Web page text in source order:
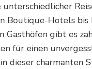
unterschiedlicher
Boutique-Hotels bis
Gasthöfen gibt es
für einen
dieser charmanten